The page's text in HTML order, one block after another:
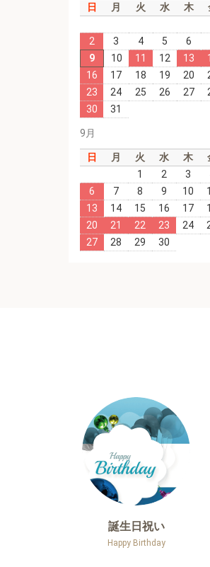
日 月 火 水 木
2
3 4 5 6
9
10 11 12 13
16
17 18 19 20
23
24 25 26 27
30
31
9月
日 月 火 水 木
1
2 3
6
7 8 9 10
13
14 15 16 17
20
21 22 23 24
27
28 29 30
誕生日祝い
Happy Birthday